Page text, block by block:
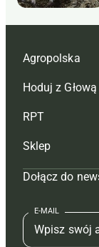
Agropolska
Redakcja
Reklama
Tagi
Mapa serwisu
Kontakt
Regulamin
Hoduj z Głową
Hoduj z głową
Hoduj z głową
Prenumerata
Redakcja
Kontakt
RPT
Redakcja
Prenumerata
Reklama
Kontakt
Sklep
Czasopisma i
Książki
Regulamin
Dołącz do
E-MAIL